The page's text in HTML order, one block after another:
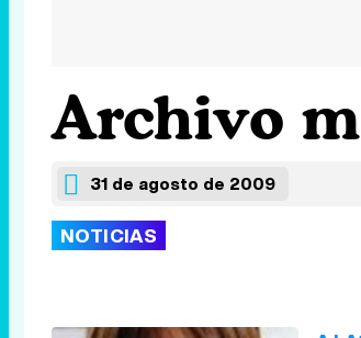
Archivo
31 de agosto de 2009
NOTICIAS